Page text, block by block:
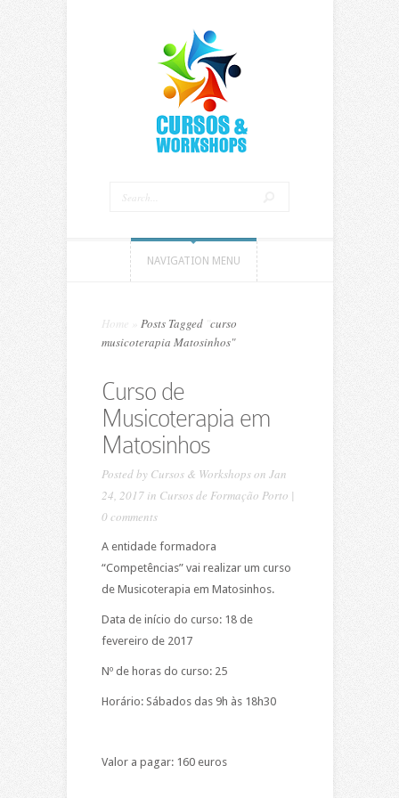
NAVIGATION MENU
Home Posts Tagged curso
musicoterapia Matosinhos"
Curso de
Musicoterapia em
Matosinhos
Posted by Cursos & Workshopson Jan
24, 2017 in Cursos de Formação Porto |
0 comments
A entidade formadora
“Competências” vai realizar um curso
de Musicoterapia em Matosinhos.
Data de início do curso: 18 de
fevereiro de 2017
Nº de horas do curso: 25
Horário: Sábados das 9h às 18h30
Valor a pagar: 160 euros